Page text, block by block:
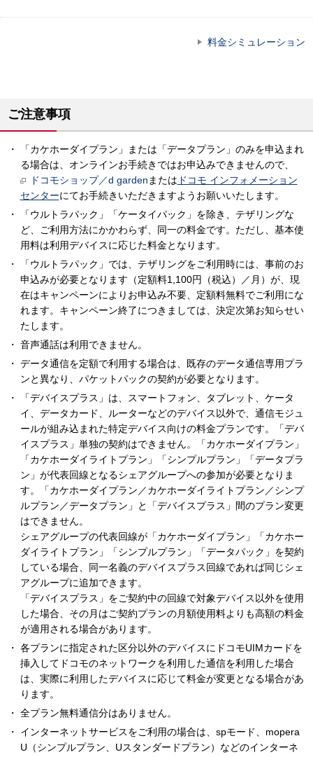
料金シミュレーション
ご注意事項
「カケホーダイプラン」または「データプラン」のみを申込まれ
る場合は、オンラインお手続きではお申込みできませんので、
ドコモショップ／d gardenまたは ドコモ インフォメーション
センターにてお手続きいただきますようお願いいたします。
「ウルトラパック」「ケータイパック」を除き、テザリングな
ど、ご利用方法にかかわらず、同一の料金です。ただし、基本使
用料は利用デバイスに応じた料金となります。
「ウルトラパック」では、テザリングをご利用時には、事前のお
申込みが必要となります（定額料1,100円（税込）／月）が、現
在はキャンペーンによりお申込み不要、定額料無料でご利用にな
れます。キャンペーン終了につきましては、決定次第お知らせい
たします。
音声通話は利用できません。
データ通信を定額で利用する場合は、既存のデータ通信専用プラ
ンと異なり、パケットパックの契約が必要となります。
「デバイスプラス」は、スマートフォン、タブレット、ケータ
イ、データカード、ルーターなどのデバイス以外で、通信モジュ
ールが組み込まれた特定デバイス向けの料金プランです。「デバ
イスプラス」単独の契約はできません。「カケホーダイプラン」
「カケホーダイライトプラン」「シンプルプラン」「データプラ
ン」が代表回線となるシェアグループへの参加が必要となりま
す。「カケホーダイプラン／カケホーダイライトプラン／シンプ
ルプラン／データプラン」と「デバイスプラス」間のプラン変更
はできません。
シェアグループの代表回線が「カケホーダイプラン」「カケホー
ダイライトプラン」「シンプルプラン」「データパック」を契約
している場合、同一名義のデバイスプラス回線であれば同じシェ
アグループに追加できます。
「デバイスプラス」をご契約中の回線で対象デバイス以外を使用
した場合、その月はご契約プランの月額使用料よりも高額の料金
が適用される場合があります。
各プランに指定された区分以外のデバイスにドコモUIMカードを
挿入してドコモのネットワークを利用した通信を利用した場合
は、実際に利用したデバイスに応じて料金が変更となる場合があ
ります。
全プラン無料通信分はありません。
インターネットサービスをご利用の場合は、spモード、mopera
U（シンプルプラン、Uスタンダードプラン）などのインターネ